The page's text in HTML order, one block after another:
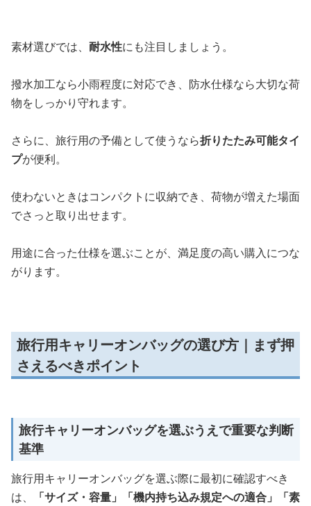
素材選びでは、 耐水性にも注目しましょう。
撥水加工なら小雨程度に対応でき、防水仕様なら大切な荷
物をしっかり守れます。
さらに、旅行用の予備として使うなら折りたたみ可能タイ
プが便利。
使わないときはコンパクトに収納でき、荷物が増えた場面
でさっと取り出せます。
用途に合った仕様を選ぶことが、満足度の高い購入につな
がります。
旅行用キャリーオンバッグの選び方｜まず押
さえるべきポイント
旅行キャリーオンバッグを選ぶうえで重要な判断
基準
旅行用キャリーオンバッグを選ぶ際に最初に確認すべき
は、
「サイズ・容量」「機内持ち込み規定への適合」「素